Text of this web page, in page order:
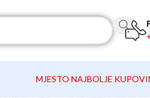
MJESTO NAJBOLJE